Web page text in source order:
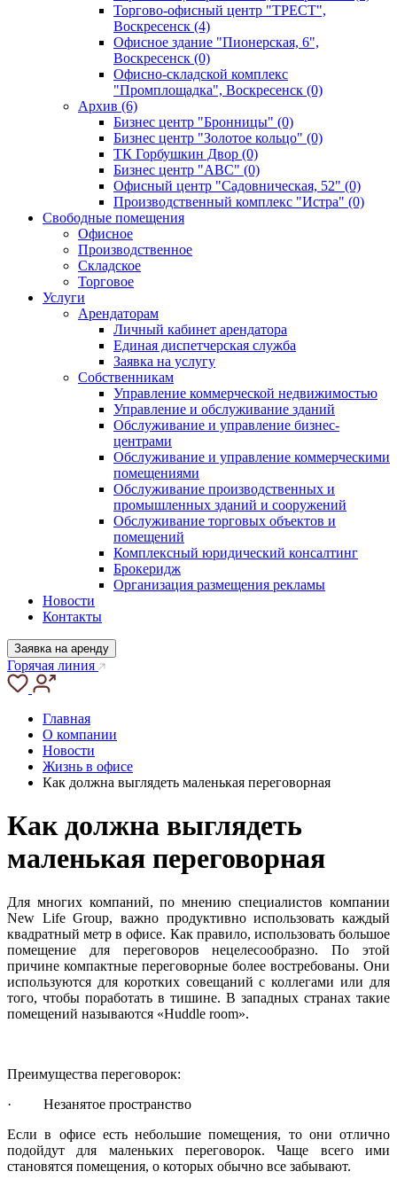
Торгово-офисный центр "ТРЕСТ",
Воскресенск (4)
Офисное здание "Пионерская, 6",
Воскресенск (0)
Офисно-складской комплекс
"Промплощадка", Воскресенск (0)
Архив (6)
Бизнес центр "Бронницы" (0)
Бизнес центр "Золотое кольцо" (0)
ТК Горбушкин Двор (0)
Бизнес центр "АВС" (0)
Офисный центр "Садовническая, 52" (0)
Производственный комплекс "Истра" (0)
Свободные помещения
Офисное
Производственное
Складское
Торговое
Услуги
Арендаторам
Личный кабинет арендатора
Единая диспетчерская служба
Заявка на услугу
Собственникам
Управление коммерческой недвижимостью
Управление и обслуживание зданий
Обслуживание и управление бизнес-
центрами
Обслуживание и управление коммерческими
помещениями
Обслуживание производственных и
промышленных зданий и сооружений
Обслуживание торговых объектов и
помещений
Комплексный юридический консалтинг
Брокеридж
Организация размещения рекламы
Новости
Контакты
Заявка на аренду
Горячая линия
Главная
О компании
Новости
Жизнь в офисе
Как должна выглядеть маленькая переговорная
Как должна выглядеть
маленькая переговорная
Для многих компаний, по мнению специалистов компании
New Life Group, важно продуктивно использовать каждый
квадратный метр в офисе. Как правило, использовать большое
помещение для переговоров нецелесообразно. По этой
причине компактные переговорные более востребованы. Они
используются для коротких совещаний с коллегами или для
того, чтобы поработать в тишине. В западных странах такие
помещений называются «Huddle room».
Преимущества переговорок:
· Незанятое пространство
Если в офисе есть небольшие помещения, то они отлично
подойдут для маленьких переговорок. Чаще всего ими
становятся помещения, о которых обычно все забывают.